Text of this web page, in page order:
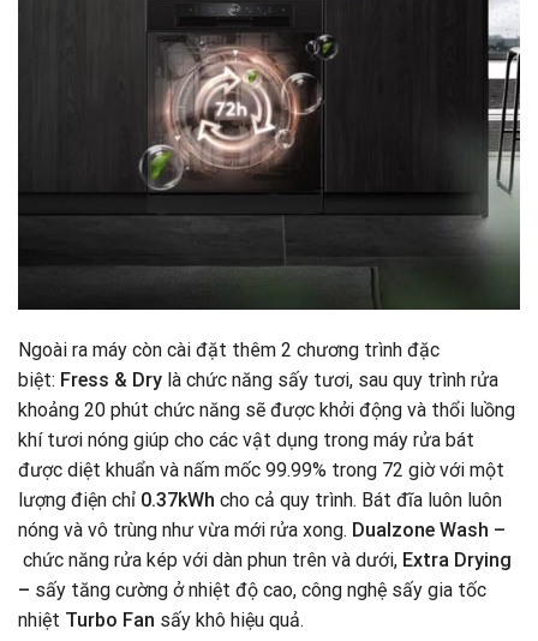
Ngoài ra máy còn cài đặt thêm 2 chương trình đặc
biệt: Fress & Dry là chức năng sấy tươi, sau quy trình rửa
khoảng 20 phút chức năng sẽ được khởi động và thổi luồng
khí tươi nóng giúp cho các vật dụng trong máy rửa bát
được diệt khuẩn và nấm mốc 99.99% trong 72 giờ với một
lượng điện chỉ 0.37kWh cho cả quy trình. Bát đĩa luôn luôn
nóng và vô trùng như vừa mới rửa xong. Dualzone Wash –
chức năng rửa kép với dàn phun trên và dưới, Extra Drying
– sấy tăng cường ở nhiệt độ cao, công nghệ sấy gia tốc
nhiệt Turbo Fan sấy khô hiệu quả.